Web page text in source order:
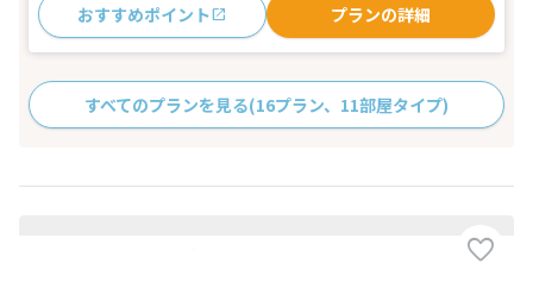
おすすめポイント プランの詳細
すべてのプランを見る(16プラン、11部屋タイプ)